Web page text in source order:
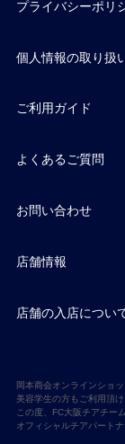
プライバシーポリ
個人情報の取り扱
ご利用ガイド
よくあるご質問
お問い合わせ
店舗情報
店舗の入店につい
岡本商会オンラインショ
美容学生の方もご利用頂け
この度、FC大阪チアチー
オフィシャルチアパート